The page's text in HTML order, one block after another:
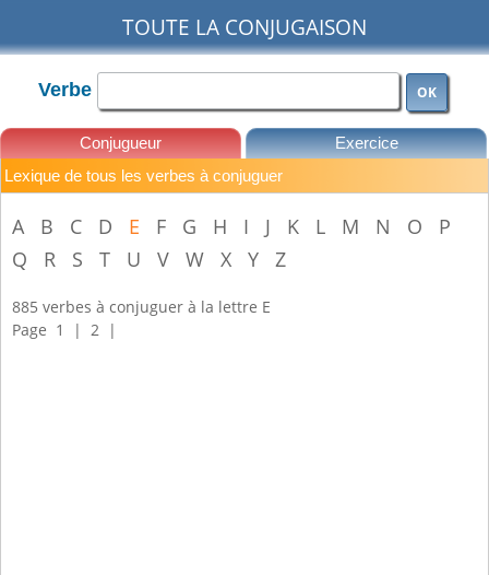
TOUTE LA CONJUGAISON
Verbe OK
Conjugueur Exercice
Lexique de tous les verbes à conjuguer
A B C D E F G H I J K L M N O
P
Q
R S T U V W X Y Z
885 verbes à conjuguer à la lettre E
Page 1 | 2 |